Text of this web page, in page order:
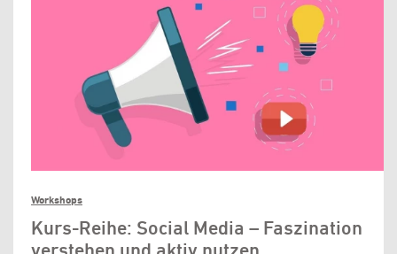
Workshops
Kurs-Reihe: Social Media – Faszination